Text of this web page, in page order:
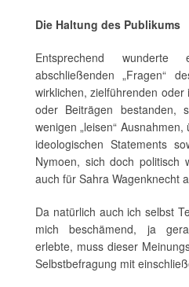
Die Haltung des Publikums
Entsprechend
abschließenden „Fragen“
wirklichen, zielführenden
oder Beiträgen bestanden,
wenigen „leisen“
ideologischen Statements
Nymoen, sich doch politisch
auch für Sahra Wagenknecht
Da natürlich auch ich selbst
mich beschämend, ja
erlebte, muss dieser
Selbstbefragung mit